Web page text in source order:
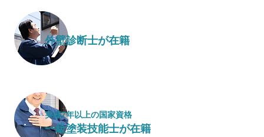
外壁診断士が在籍
実績7年以上の国家資格
一級塗装技能士が在籍